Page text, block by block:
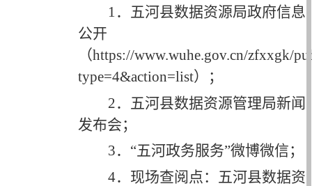
1． 五河县数据资源局政府信息
公开
（https://www.wuhe.gov.cn/zfxxgk/
type=4&action=list）；
2．五河县数据资源管理局新闻
发布会；
3． “五河政务服务”微博微信；
4．现场查阅点：五河县数据资